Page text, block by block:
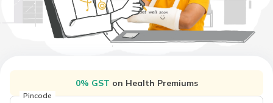
0% GST on Health Premiums
Pincode